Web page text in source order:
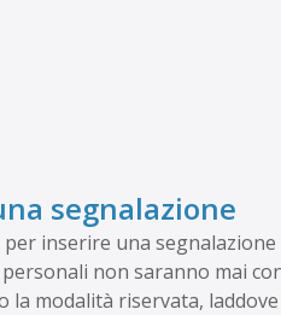
segnalazione
inserire una
non saranno mai
la modalità riservata,